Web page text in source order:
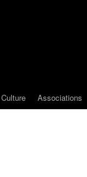
Culture Associations